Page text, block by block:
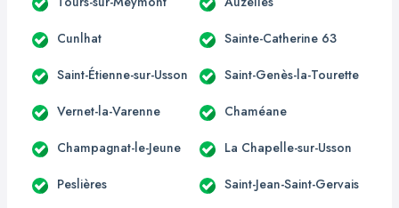
Cunlhat Sainte-Catherine 63
Saint-Étienne-sur-Usson Saint-Genès-la-Tourette
Vernet-la-Varenne Chaméane
Champagnat-le-Jeune La Chapelle-sur-Usson
Peslières Saint-Jean-Saint-Gervais